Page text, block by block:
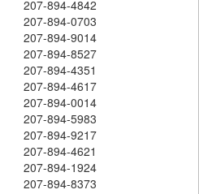
207-894-4842
207-894-0703
207-894-9014
207-894-8527
207-894-4351
207-894-4617
207-894-0014
207-894-5983
207-894-9217
207-894-4621
207-894-1924
207-894-8373